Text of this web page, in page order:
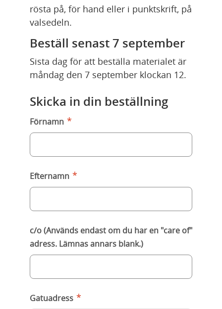
rösta på, för hand eller i punktskrift, på
valsedeln.
Beställ senast 7 september
Sista dag för att beställa materialet är
måndag den 7 september klockan 12.
Skicka in din beställning
Förnamn *
Efternamn *
c/o (Används endast om du har en "care of"
adress. Lämnas annars blank.)
Gatuadress *